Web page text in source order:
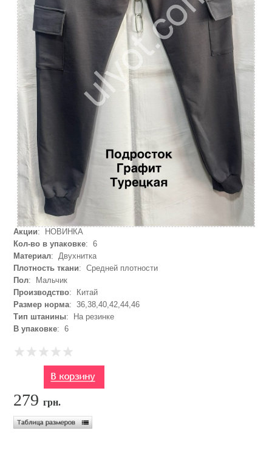
Акции: НОВИНКА
Кол-во в упаковке: 6
Материал: Двухнитка
Плотность ткани: Средней плотности
Пол: Мальчик
Производство: Китай
Размер норма: 36,38,40,42,44,46
Тип штанины: На резинке
В упаковке: 6
279грн.